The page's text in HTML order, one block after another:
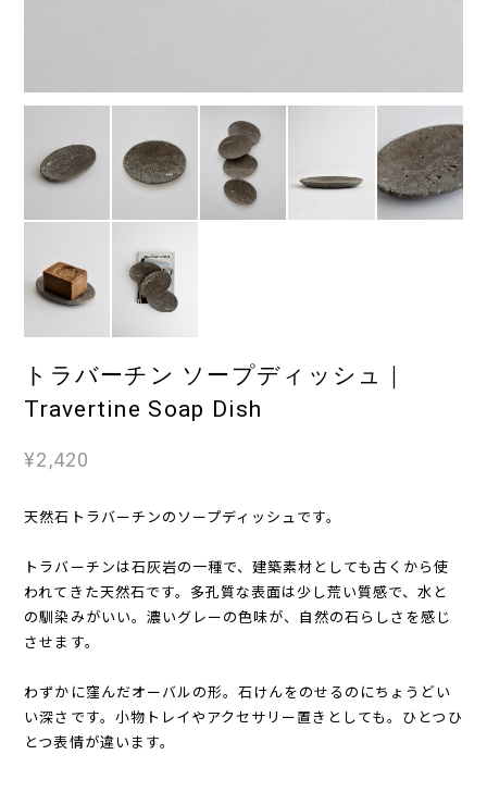
トラバーチン ソープディッシュ｜
Travertine Soap Dish
¥2,420
天然石トラバーチンのソープディッシュです。
トラバーチンは石灰岩の一種で、建築素材としても古くから使
われてきた天然石です。多孔質な表面は少し荒い質感で、水と
の馴染みがいい。濃いグレーの色味が、自然の石らしさを感じ
させます。
わずかに窪んだオーバルの形。石けんをのせるのにちょうどい
い深さです。小物トレイやアクセサリー置きとしても。ひとつひ
とつ表情が違います。